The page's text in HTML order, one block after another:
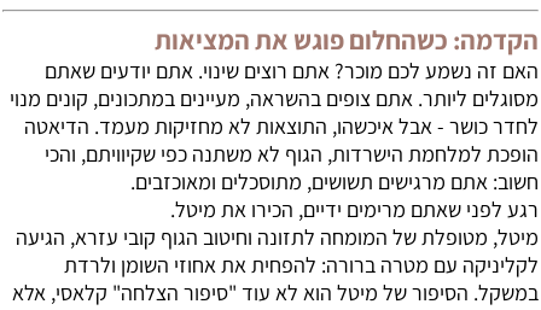
הקדמה: כשהחלום פוגש את המציאות
האם זה נשמע לכם מוכר? אתם רוצים שינוי. אתם יודעים שאתם
מסוגלים ליותר. אתם צופים בהשראה, מעיינים במתכונים, קונים מנוי
לחדר כושר - אבל איכשהו, התוצאות לא מחזיקות מעמד. הדיאטה
הופכת למלחמת הישרדות, הגוף לא משתנה כפי שקיוויתם, והכי
חשוב: אתם מרגישים תשושים, מתוסכלים ומאוכזבים.
רגע לפני שאתם מרימים ידיים, הכירו את מיטל.
מיטל, מטופלת של המומחה לתזונה וחיטוב הגוף קובי עזרא, הגיעה
לקליניקה עם מטרה ברורה: להפחית את אחוזי השומן ולרדת
במשקל. הסיפור של מיטל הוא לא עוד "סיפור הצלחה" קלאסי, אלא